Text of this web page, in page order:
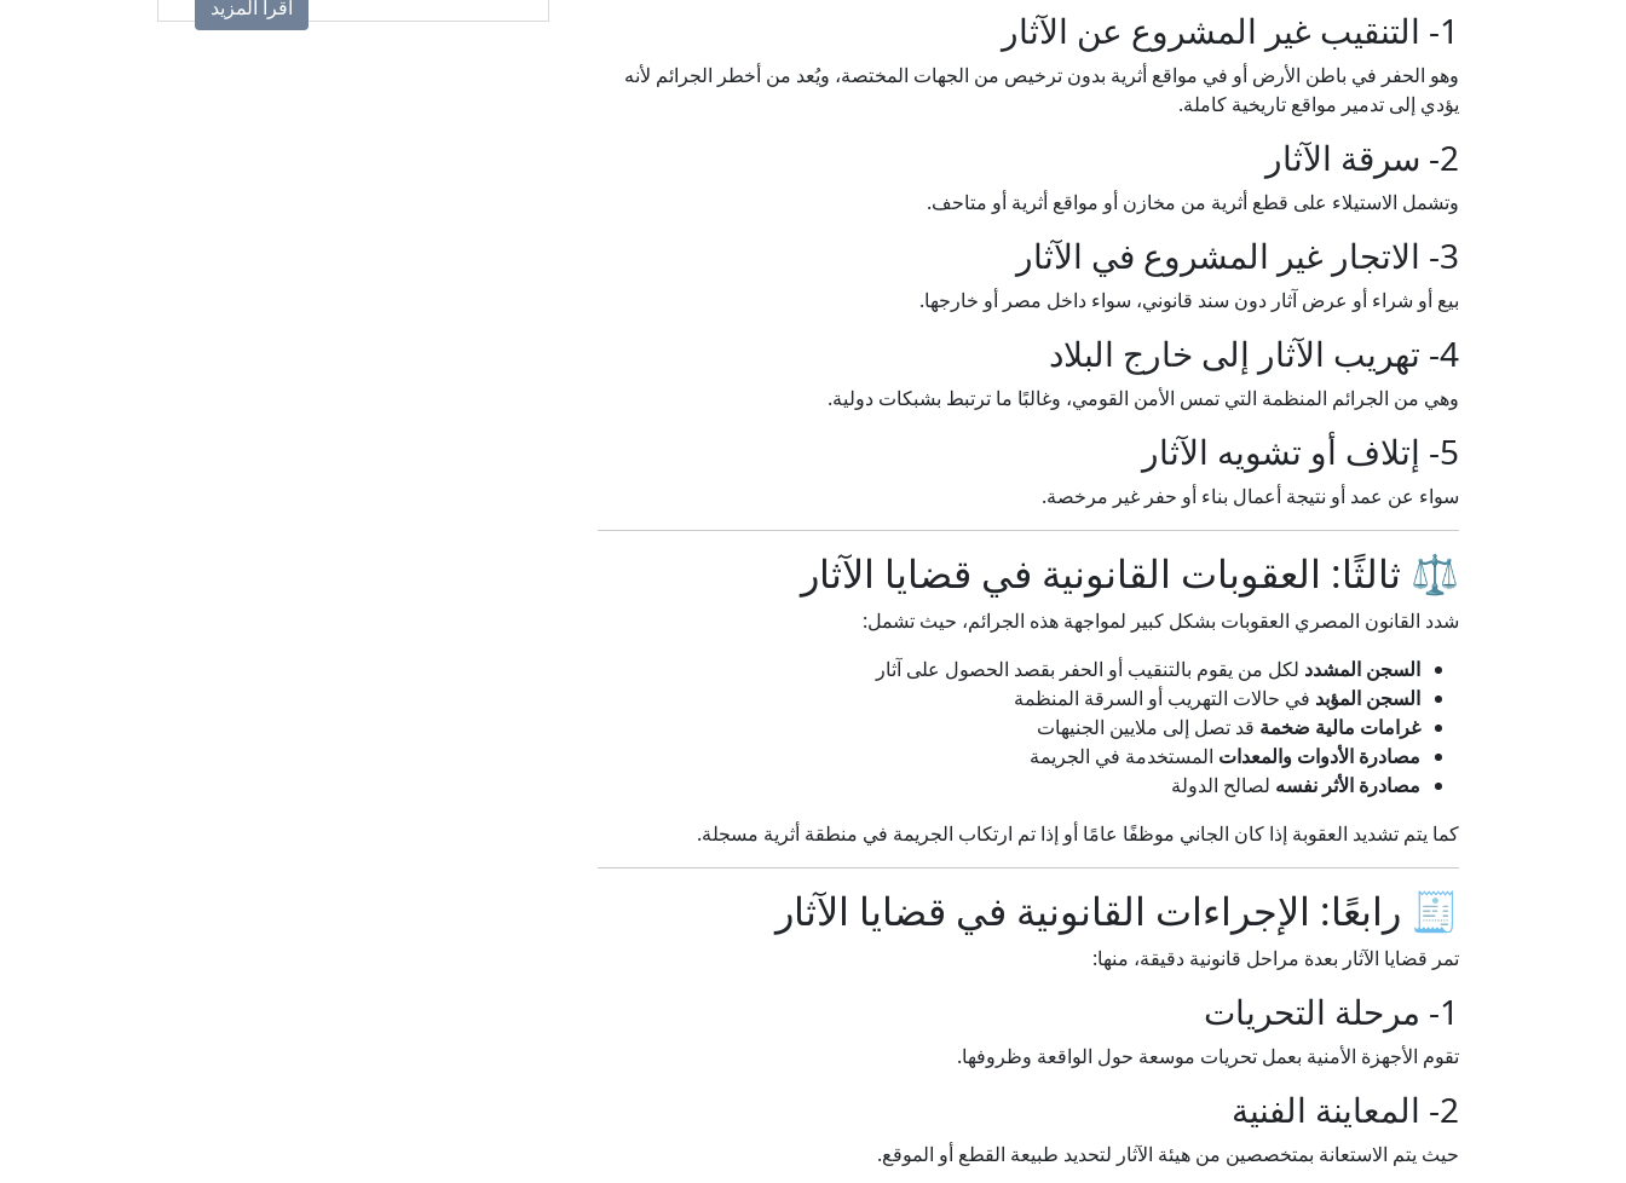
1- التنقيب غير المشروع عن الآثار
وهو الحفر في باطن الأرض أو في مواقع أثرية بدون ترخيص من الجهات المختصة، ويُعد من أخطر الجرائم لأنه
يؤدي إلى تدمير مواقع تاريخية كاملة.
2- سرقة الآثار
وتشمل الاستيلاء على قطع أثرية من مخازن أو مواقع أثرية أو متاحف.
3- الاتجار غير المشروع في الآثار
بيع أو شراء أو عرض آثار دون سند قانوني، سواء داخل مصر أو خارجها.
4- تهريب الآثار إلى خارج البلاد
وهي من الجرائم المنظمة التي تمس الأمن القومي، وغالبًا ما ترتبط بشبكات دولية.
5- إتلاف أو تشويه الآثار
سواء عن عمد أو نتيجة أعمال بناء أو حفر غير مرخصة.
⚖️ ثالثًا: العقوبات القانونية في قضايا الآثار
شدد القانون المصري العقوبات بشكل كبير لمواجهة هذه الجرائم، حيث تشمل:
السجن المشدد لكل من يقوم بالتنقيب أو الحفر بقصد الحصول على آثار
السجن المؤبد في حالات التهريب أو السرقة المنظمة
غرامات مالية ضخمة قد تصل إلى ملايين الجنيهات
مصادرة الأدوات والمعدات المستخدمة في الجريمة
مصادرة الأثر نفسه لصالح الدولة
كما يتم تشديد العقوبة إذا كان الجاني موظفًا عامًا أو إذا تم ارتكاب الجريمة في منطقة أثرية مسجلة.
🧾 رابعًا: الإجراءات القانونية في قضايا الآثار
تمر قضايا الآثار بعدة مراحل قانونية دقيقة، منها:
1- مرحلة التحريات
تقوم الأجهزة الأمنية بعمل تحريات موسعة حول الواقعة وظروفها.
2- المعاينة الفنية
حيث يتم الاستعانة بمتخصصين من هيئة الآثار لتحديد طبيعة القطع أو الموقع.
حماية حقوق الموكل وتقديم أفضل
اقرأ المزيد